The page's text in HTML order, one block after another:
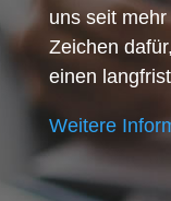
uns seit
Zeichen
einen
Weitere